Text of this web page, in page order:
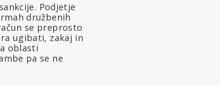
Podjetje
družbenih
se preprosto
ugibati, zakaj in
oblasti
pa se ne